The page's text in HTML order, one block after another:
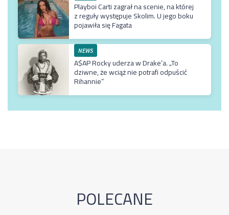
Playboi Carti zagrał na scenie, na której
z reguły występuje Skolim. U jego boku
pojawiła się Fagata
NEWS
A$AP Rocky uderza w Drake’a. „To
dziwne, że wciąż nie potrafi odpuścić
Rihannie”
POLECANE